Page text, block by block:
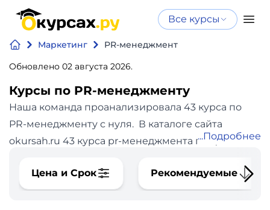
Все курсы
Маркетинг
PR-менеджмент
Обновлено 02 августа 2026.
Курсы по PR-менеджменту
Наша команда проанализировала 43 курса по
PR-менеджменту с нуля. В каталоге сайта
okursah.ru 43 курса pr-менеджмента по цене от 0
61395 рублей. Продолжительность курсов pr-
менеджмента: минимальная - 8 часов, самый
Подробнее
Цена и Срок Рекомендуемые
Нейросеть
Программирование
Бизнес
и
Дизайн
Курсы по
искусственному
интеллекту
Курсы по нейросетям
Бесплатно